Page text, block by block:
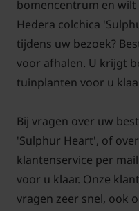
klimplanten wordt ook
klimop genoemd.
met in het midden
vlekken met een
naar het donkergroen.
zonnige plek.
Is Hedera
bomencentrum en wilt
Hedera colchica
tijdens uw bezoek?
voor afhalen. U krijgt
tuinplanten voor u
Bij vragen over uw
'Sulphur Heart', of
klantenservice per mail
voor u klaar. Onze
vragen zeer snel, ook